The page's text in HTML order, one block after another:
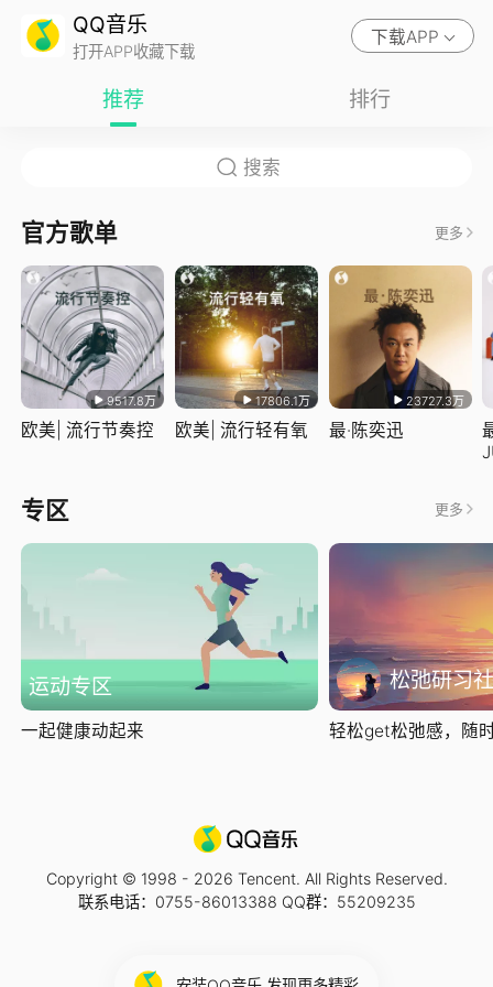
QQ音乐
打开APP收藏下载
下载APP
推荐 排行
官方歌单 更多
9517.8万
欧美| 流行节奏控
17806.1万
欧美| 流行轻有氧
23727.3万
最·陈奕迅
专区 更多
运动专区
一起健康动起来
松弛研习社
轻松get松弛感，随
Copyright © 1998 - 2026 Tencent. All Rights Reserved.
联系电话：0755-86013388 QQ群：55209235